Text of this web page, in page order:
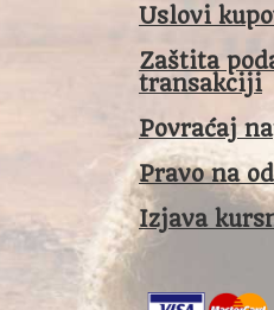
Uslovi
Zaštita
transakciji
Povraćaj
Pravo na
Izjava